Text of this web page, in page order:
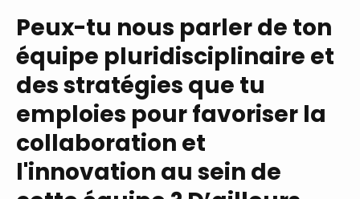
Peux-tu nous parler de ton
équipe pluridisciplinaire et
des stratégies que tu
emploies pour favoriser la
collaboration et
l'innovation au sein de